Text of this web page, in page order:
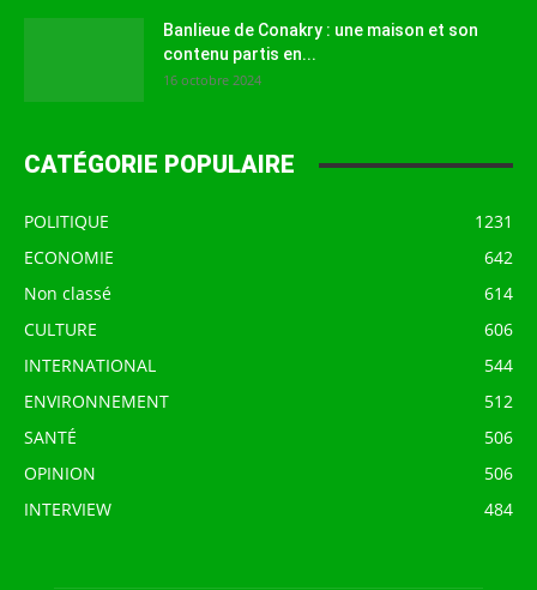
Banlieue de Conakry : une maison et son
contenu partis en...
16 octobre 2024
CATÉGORIE POPULAIRE
POLITIQUE
1231
ECONOMIE
642
Non classé
614
CULTURE
606
INTERNATIONAL
544
ENVIRONNEMENT
512
SANTÉ
506
OPINION
506
INTERVIEW
484